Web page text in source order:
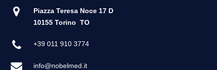
Piazza Teresa Noce 17 D
10155 Torino TO
+39 011 910 3774
info@nobelmed.it